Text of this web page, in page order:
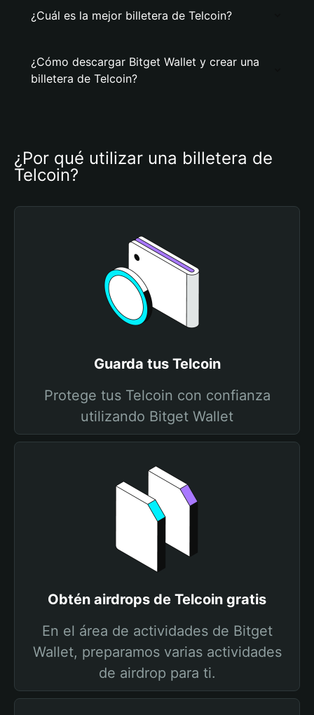
¿Cuál es la mejor billetera de Telcoin?
¿Cómo descargar Bitget Wallet y crear una
billetera de Telcoin?
¿Por qué utilizar una billetera de
Telcoin?
Guarda tus Telcoin
Protege tus Telcoin con confianza
utilizando Bitget Wallet
Obtén airdrops de Telcoin gratis
En el área de actividades de Bitget
Wallet, preparamos varias actividades
de airdrop para ti.